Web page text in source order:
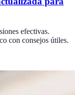
efectivas.
con consejos útiles.